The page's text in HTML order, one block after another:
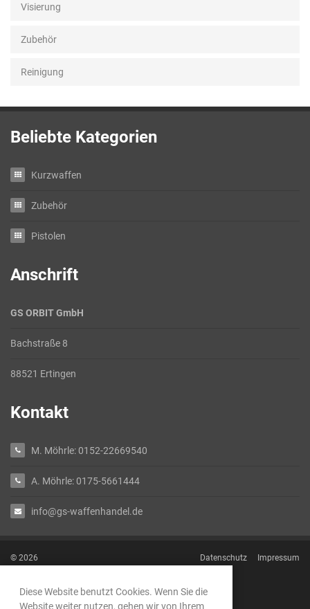
Diese Website benutzt Cookies. Wenn Sie die
Website weiter nutzen, gehen wir von Ihrem
Visierung
Zubehör
Reinigung
Beliebte Kategorien
Kurzwaffen
Zubehör
Pistolen
Anschrift
GS ORBIT GmbH
Bachstraße 8
88521 Ertingen
Kontakt
M. Möhrle: 0152-22669540
A. Möhrle: 0175-5661444
info@gs-waffenhandel.de
© 2026 Datenschutz Impressum